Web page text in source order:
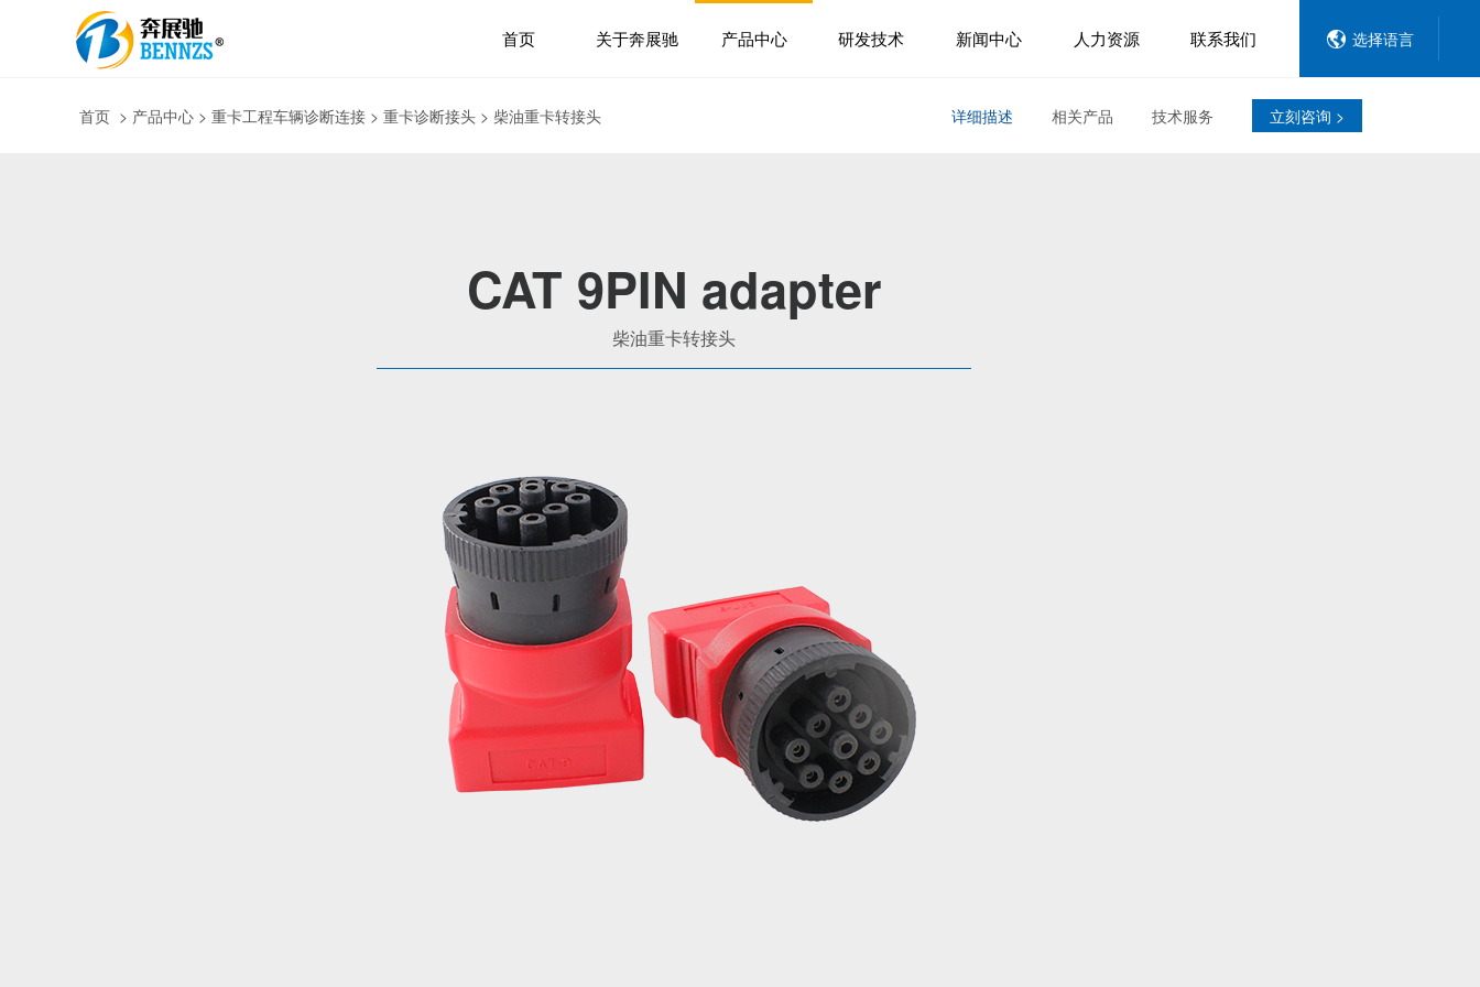
选择语言
首页 关于奔展驰 产品中心 研发技术 新闻中心 人力资源 联系我们
详细描述 相关产品 技术服务 立刻咨询 >
首页 > 产品中心 > 重卡工程车辆诊断连接 > 重卡诊断接头 > 柴油重卡转接头
CAT 9PIN adapter
柴油重卡转接头